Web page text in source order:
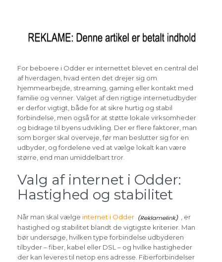
For beboere i Odder er internettet blevet en central del
af hverdagen, hvad enten det drejer sig om
hjemmearbejde, streaming, gaming eller kontakt med
familie og venner. Valget af den rigtige internetudbyder
er derfor vigtigt, både for at sikre hurtig og stabil
forbindelse, men også for at støtte lokale virksomheder
og bidrage til byens udvikling. Der er flere faktorer, man
som borger skal overveje, før man beslutter sig for en
udbyder, og fordelene ved at vælge lokalt kan være
større, end man umiddelbart tror.
Valg af internet i Odder:
Hastighed og stabilitet
Når man skal vælge internet i Odder
, er
hastighed og stabilitet blandt de vigtigste kriterier. Man
bør undersøge, hvilken type forbindelse udbyderen
tilbyder – fiber, kabel eller DSL – og hvilke hastigheder
der kan leveres til netop ens adresse. Fiberforbindelser